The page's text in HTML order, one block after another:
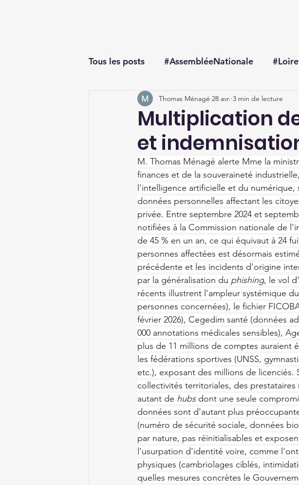
Tous les posts #AssembléeNationale
#questionorale
Multiplication
et
Thomas Ménagé 28 avr. 3 min de lecture
M. Thomas Ménagé alerte Mme la
finances et de la souveraineté
l'intelligence artificielle et du
données personnelles affectant les
privée. Entre septembre 2024 et
notifiées à la Commission nationale de
de 45 % en un an, ce qui équivaut à 24
personnes affectées est désormais
précédente et les incidents d'origine
par la généralisation du phishing, le vol
récents illustrent l'ampleur systémique
personnes concernées), le fichier
février 2026), Cegedim santé (données
000 annotations médicales sensibles),
plus de 11 millions de comptes auraient
les fédérations sportives (UNSS,
etc.), exposant des millions de
collectivités territoriales, des
autant de hubs dont une seule
données sont d'autant plus
(numéro de sécurité sociale, données
par nature, pas réinitialisables et
l'usurpation d'identité voire, comme
physiques (cambriolages ciblés,
quelles mesures concrètes le